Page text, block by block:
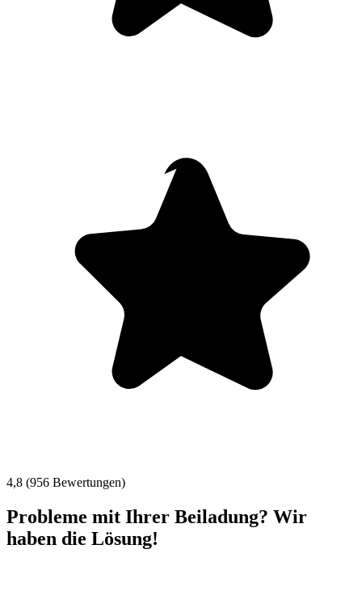
4,8 (956 Bewertungen)
Probleme mit Ihrer Beiladung? Wir
haben die Lösung!